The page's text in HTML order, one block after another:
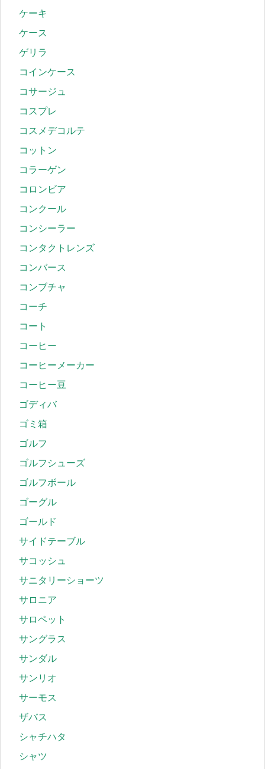
ケーキ
ケース
ゲリラ
コインケース
コサージュ
コスプレ
コスメデコルテ
コットン
コラーゲン
コロンビア
コンクール
コンシーラー
コンタクトレンズ
コンバース
コンブチャ
コーチ
コート
コーヒー
コーヒーメーカー
コーヒー豆
ゴディバ
ゴミ箱
ゴルフ
ゴルフシューズ
ゴルフボール
ゴーグル
ゴールド
サイドテーブル
サコッシュ
サニタリーショーツ
サロニア
サロペット
サングラス
サンダル
サンリオ
サーモス
ザバス
シャチハタ
シャツ